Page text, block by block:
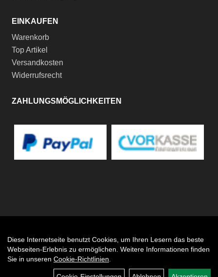
EINKAUFEN
Warenkorb
Top Artikel
Versandkosten
Widerrufsrecht
ZAHLUNGSMÖGLICHKEITEN
Diese Internetseite benutzt Cookies, um Ihren Lesern das beste
Webseiten-Erlebnis zu ermöglichen. Weitere Informationen finden
Sie in unseren Cookie-Richtlinien
Auftrag widerrufen